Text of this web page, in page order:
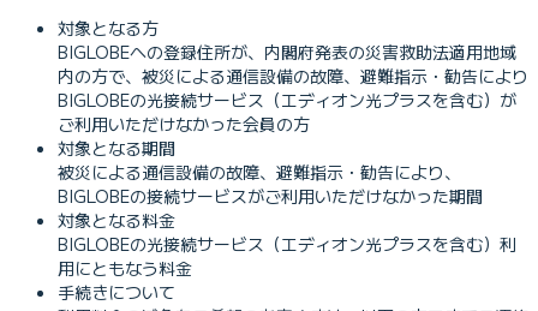
対象となる方
BIGLOBEへの登録住所が、内閣府発表の災害救助法適用地域
内の方で、被災による通信設備の故障、避難指示・勧告により
BIGLOBEの光接続サービス（エディオン光プラスを含む）が
ご利用いただけなかった会員の方
対象となる期間
被災による通信設備の故障、避難指示・勧告により、
BIGLOBEの接続サービスがご利用いただけなかった期間
対象となる料金
BIGLOBEの光接続サービス（エディオン光プラスを含む）利
用にともなう料金
手続きについて